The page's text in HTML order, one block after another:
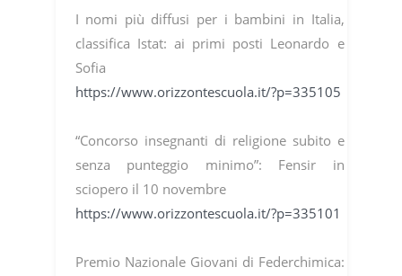
I nomi più diffusi per i bambini in Italia,
classifica Istat: ai primi posti Leonardo e
Sofia
https://www.orizzontescuola.it/?p=335105
“Concorso insegnanti di religione subito e
senza punteggio minimo”: Fensir in
sciopero il 10 novembre
https://www.orizzontescuola.it/?p=335101
Premio Nazionale Giovani di Federchimica: